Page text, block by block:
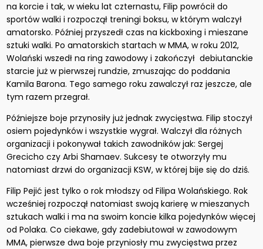
na korcie i tak, w wieku lat czternastu, Filip powrócił do
sportów walki i rozpoczął treningi boksu, w którym walczył
amatorsko. Później przyszedł czas na kickboxing i mieszane
sztuki walki. Po amatorskich startach w MMA, w roku 2012,
Wolański wszedł na ring zawodowy i zakończył debiutanckie
starcie już w pierwszej rundzie, zmuszając do poddania
Kamila Barona. Tego samego roku zawalczył raz jeszcze, ale
tym razem przegrał.
Późniejsze boje przynosiły już jednak zwycięstwa. Filip stoczył
osiem pojedynków i wszystkie wygrał. Walczył dla różnych
organizacji i pokonywał takich zawodników jak: Sergej
Grecicho czy Arbi Shamaev. Sukcesy te otworzyły mu
natomiast drzwi do organizacji KSW, w której bije się do dziś.
Filip Pejić jest tylko o rok młodszy od Filipa Wolańskiego. Rok
wcześniej rozpoczął natomiast swoją karierę w mieszanych
sztukach walki i ma na swoim koncie kilka pojedynków więcej
od Polaka. Co ciekawe, gdy zadebiutował w zawodowym
MMA, pierwsze dwa boje przyniosły mu zwycięstwa przez